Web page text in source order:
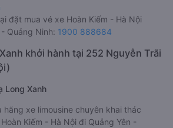
đặt mua vé xe Hoàn Kiếm - Hà Nội
Quảng Ninh: 1900 888684
khởi hành tại 252 Nguyễn Trãi
Long Xanh
hãng xe limousine chuyên khai thác
Kiếm - Hà Nội đi Quảng Yên -